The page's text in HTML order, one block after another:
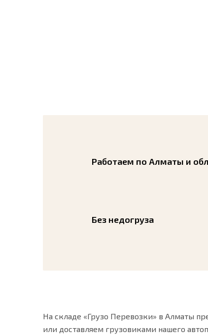
Работаем по Алматы и
Без недогруза
На складе «Грузо Перевозки» в Алматы
или доставляем грузовиками нашего